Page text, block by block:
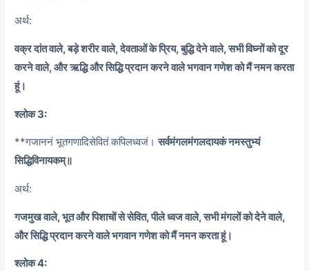
अर्थ:
वक्र दांत वाले, बड़े शरीर वाले, देवताओं के प्रिय, बुद्धि देने वाले, सभी विघ्नों को दूर
करने वाले, और ऋद्धि और सिद्धि प्रदान करने वाले भगवान गणेश को मैं नमन करता
हूं।
श्लोक 3:
**गजाननं भूतगणादिसेवितं कपिलध्वजं।सर्वमंगलमंगलदायकं नमस्तुभ्यं
सिद्धिविनायकम्॥
अर्थ:
गजमुख वाले, भूत और पिशाचों से सेवित, पीले ध्वज वाले, सभी मंगलों को देने वाले,
और सिद्धि प्रदान करने वाले भगवान गणेश को मैं नमन करता हूं।
श्लोक 4: